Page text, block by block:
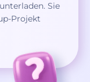
Sie
Projekt